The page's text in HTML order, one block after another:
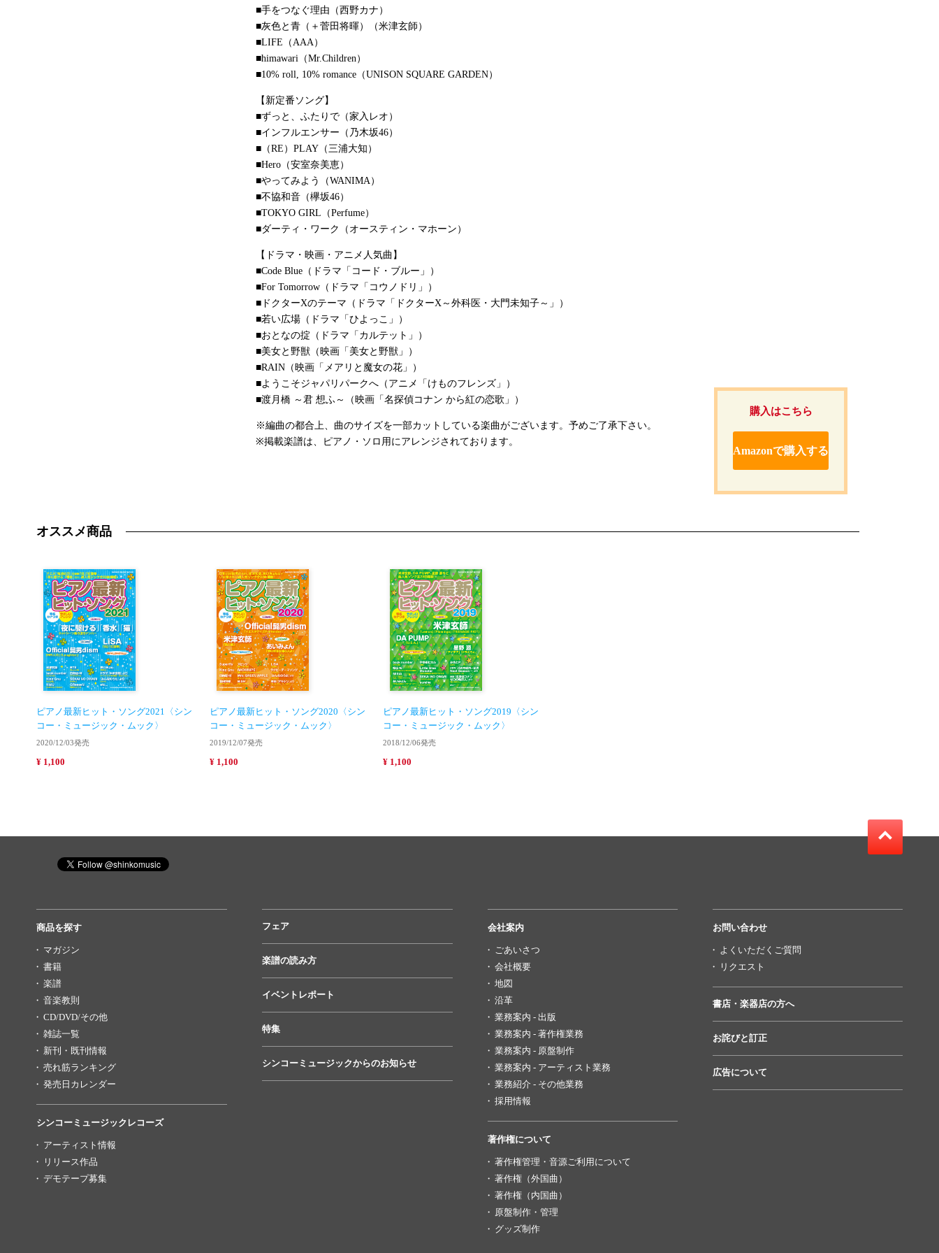
■手をつなぐ理由（西野カナ）
■灰色と青（＋菅田将暉）（米津玄師）
■LIFE（AAA）
■himawari（Mr.Children）
■10% roll, 10% romance（UNISON SQUARE GARDEN）
【新定番ソング】
■ずっと、ふたりで（家入レオ）
■インフルエンサー（乃木坂46）
■（RE）PLAY（三浦大知）
■Hero（安室奈美恵）
■やってみよう（WANIMA）
■不協和音（欅坂46）
■TOKYO GIRL（Perfume）
■ダーティ・ワーク（オースティン・マホーン）
【ドラマ・映画・アニメ人気曲】
■Code Blue（ドラマ「コード・ブルー」）
■For Tomorrow（ドラマ「コウノドリ」）
■ドクターXのテーマ（ドラマ「ドクターX～外科医・大門未知子～」）
■若い広場（ドラマ「ひよっこ」）
■おとなの掟（ドラマ「カルテット」）
■美女と野獣（映画「美女と野獣」）
■RAIN（映画「メアリと魔女の花」）
■ようこそジャパリパークへ（アニメ「けものフレンズ」）
■渡月橋 ～君 想ふ～（映画「名探偵コナン から紅の恋歌」）
※編曲の都合上、曲のサイズを一部カットしている楽曲がございます。予めご了承下さい。
※掲載楽譜は、ピアノ・ソロ用にアレンジされております。
購入はこちら
Amazonで購入する
オススメ商品
ピアノ最新ヒット・ソング2021〈シン
コー・ミュージック・ムック〉
2020/12/03発売
¥ 1,100
ピアノ最新ヒット・ソング2020〈シン
コー・ミュージック・ムック〉
2019/12/07発売
¥ 1,100
ピアノ最新ヒット・ソング2019〈シン
コー・ミュージック・ムック〉
2018/12/06発売
¥ 1,100
商品を探す
マガジン
書籍
楽譜
音楽教則
CD/DVD/その他
雑誌一覧
新刊・既刊情報
売れ筋ランキング
発売日カレンダー
シンコーミュージックレコーズ
アーティスト情報
リリース作品
デモテープ募集
フェア
楽譜の読み方
イベントレポート
特集
シンコーミュージックからのお知らせ
会社案内
ごあいさつ
会社概要
地図
沿革
業務案内 - 出版
業務案内 - 著作権業務
業務案内 - 原盤制作
業務案内 - アーティスト業務
業務紹介 - その他業務
採用情報
著作権について
著作権管理・音源ご利用について
著作権（外国曲）
著作権（内国曲）
原盤制作・管理
グッズ制作
お問い合わせ
よくいただくご質問
リクエスト
書店・楽器店の方へ
お詫びと訂正
広告について